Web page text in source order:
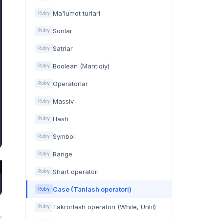
Ruby Ma'lumot turlari
Ruby Sonlar
Ruby Satrlar
Ruby Boolean (Mantiqiy)
Ruby Operatorlar
Ruby Massiv
Ruby Hash
Ruby Symbol
Ruby Range
Ruby Shart operatori
Ruby Case (Tanlash operatori)
Ruby Takrorlash operatori (While, Until)